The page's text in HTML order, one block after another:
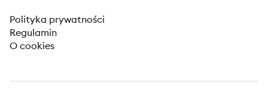
Polityka prywatności
Regulamin
O cookies